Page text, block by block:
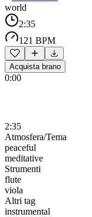
world
2:35
121 BPM
Acquista brano
0:00
2:35
Atmosfera/Tema
peaceful
meditative
Strumenti
flute
viola
Altri tag
instrumental